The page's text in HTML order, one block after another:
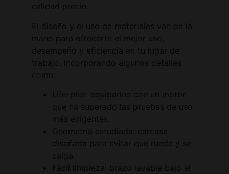
calidad precio.
El diseño y el uso de materiales van de la
mano para ofrecerte el mejor uso,
desempeño y eficiencia en tu lugar de
trabajo, incorporando algunos detalles
como:
Life-plus: equipados con un motor
que ha superado las pruebas de uso
más exigentes.
Geometría estudiada: carcasa
diseñada para evitar que ruede y se
caiga.
Fácil limpieza: brazo lavable bajo el